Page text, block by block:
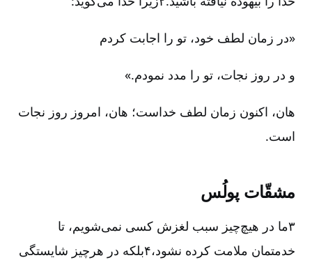
«در زمان لطف خود، تو را اجابت کردم
و در روز نجات، تو را مدد نمودم.»
هان، اکنون زمان لطف خداست؛ هان، امروز روز نجات
است.
مشقّات پولُس
۳ما در هیچ‌چیز سبب لغزش کسی نمی‌شویم، تا
خدمتمان ملامت کرده نشود،۴بلکه در هر‌چیز شایستگی